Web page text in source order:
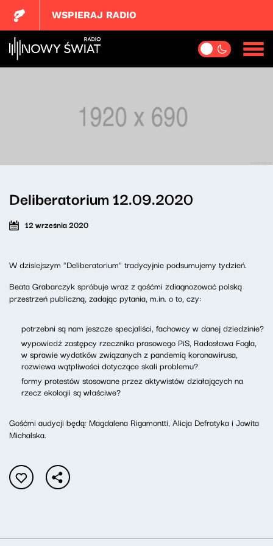
WSPIERAJ RADIO
Deliberatorium 12.09.2020
12 września 2020
W dzisiejszym "Deliberatorium" tradycyjnie podsumujemy tydzień.
Beata Grabarczyk spróbuje wraz z gośćmi zdiagnozować polską
przestrzeń publiczną, zadając pytania, m.in. o to, czy:
potrzebni są nam jeszcze specjaliści, fachowcy w danej dziedzinie?
wypowiedź zastępcy rzecznika prasowego PiS, Radosława Fogla,
w sprawie wydatków związanych z pandemią koronawirusa,
rozwiewa wątpliwości dotyczące skali problemu?
formy protestów stosowane przez aktywistów działających na
rzecz ekologii są właściwe?
Gośćmi audycji będą: Magdalena Rigamontti, Alicja Defratyka i Jowita
Michalska.